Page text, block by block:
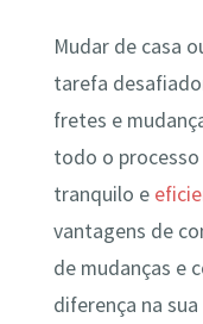
Mudar de casa
tarefa
fretes e
todo o
tranquilo e
vantagens de
de mudanças e
diferença na